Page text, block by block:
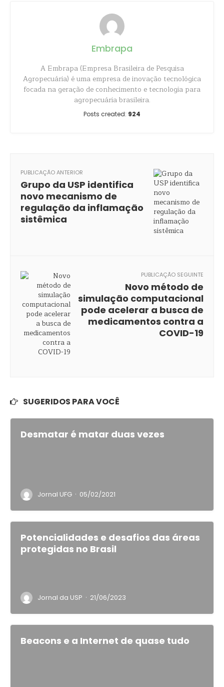
Embrapa
A Embrapa (Empresa Brasileira de Pesquisa
Agropecuária) é uma empresa de inovação tecnológica
focada na geração de conhecimento e tecnologia para
agropecuária brasileira.
Posts created: 924
PUBLICAÇÃO ANTERIOR
Grupo da USP identifica
novo mecanismo de
regulação da inflamação
sistêmica
PUBLICAÇÃO SEGUINTE
Novo método de
simulação computacional
pode acelerar a busca de
medicamentos contra a
COVID-19
SUGERIDOS PARA VOCÊ
Desmatar é matar duas vezes
Jornal UFG · 05/02/2021
Potencialidades e desafios das áreas
protegidas no Brasil
Jornal da USP · 21/06/2023
Beacons e a Internet de quase tudo